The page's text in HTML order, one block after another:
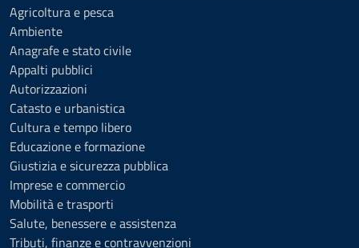
Agricoltura e pesca
Ambiente
Anagrafe e stato civile
Appalti pubblici
Autorizzazioni
Catasto e urbanistica
Cultura e tempo libero
Educazione e formazione
Giustizia e sicurezza pubblica
Imprese e commercio
Mobilità e trasporti
Salute, benessere e assistenza
Tributi, finanze e contravvenzioni